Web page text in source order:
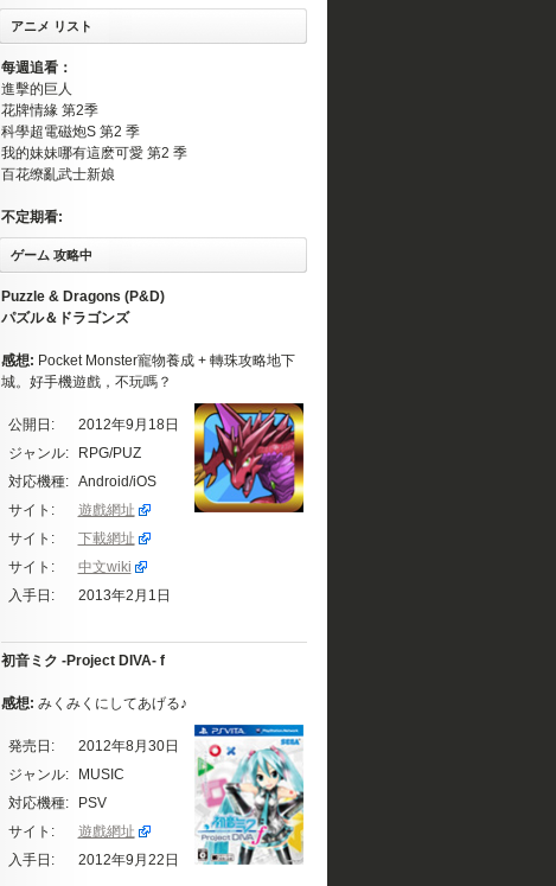
アニメ リスト
每週追看：
進擊的巨人
花牌情緣 第2季
科學超電磁炮S 第2 季
我的妹妹哪有這麽可愛 第2 季
百花缭亂武士新娘
不定期看:
ゲーム 攻略中
Puzzle & Dragons (P&D)
パズル＆ドラゴンズ
感想: Pocket Monster寵物養成 + 轉珠攻略地下
城。好手機遊戲，不玩嗎？
公開日:
2012年9月18日
ジャンル:
RPG/PUZ
対応機種:
Android/iOS
サイト:
遊戲網址
サイト:
下載網址
サイト:
中文wiki
入手日:
2013年2月1日
初音ミク -Project DIVA- f
感想: みくみくにしてあげる♪
発売日:
2012年8月30日
ジャンル:
MUSIC
対応機種:
PSV
サイト:
遊戲網址
入手日:
2012年9月22日